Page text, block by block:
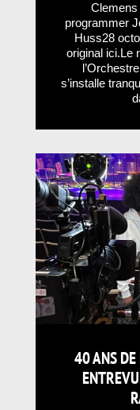
Clemens
programmer
Huss28
original ici.Le
s’installe
40 ANS DE